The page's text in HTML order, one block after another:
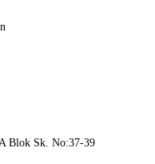
Blok Sk. No:37-39